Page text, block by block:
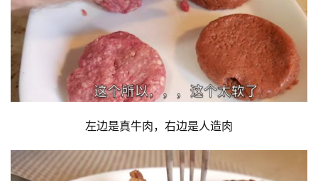
左边是真牛肉，右边是人造肉